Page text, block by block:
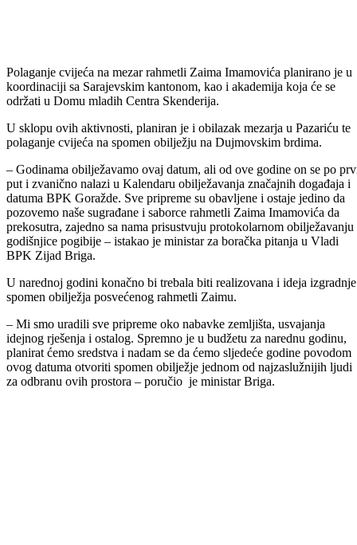
obilježavanje godišnjice pogibije bivšeg ratnog komandanta rahmetli
Zaima Imamovića.
Ostale aktivnosti na obilježavanju godišnjice njegove pogibije održat
će se u Sarajevu, odnosno na prostoru Sarajevskog kantona, a na
današnjem sastanku Organizacionog odbora dogovoreni su i
– Kao i svake godine, odavde je planiran polazak dva autobusa. Od
toga, jedan je autobus učenika, a drugi saboraca, simpatizera i rodbine
tako da svi koji su zainteresovani mogu doći da se prijave u
zlatnih ljiljana ili da dođu na lice mjesta, u srijedu 9. oktobra 2013.
godine u 08.30 sati na Trg branilaca – kazao je, predsjednik
„Zlatni ljiljan“ BPK Derviš Hadžić Dedo.